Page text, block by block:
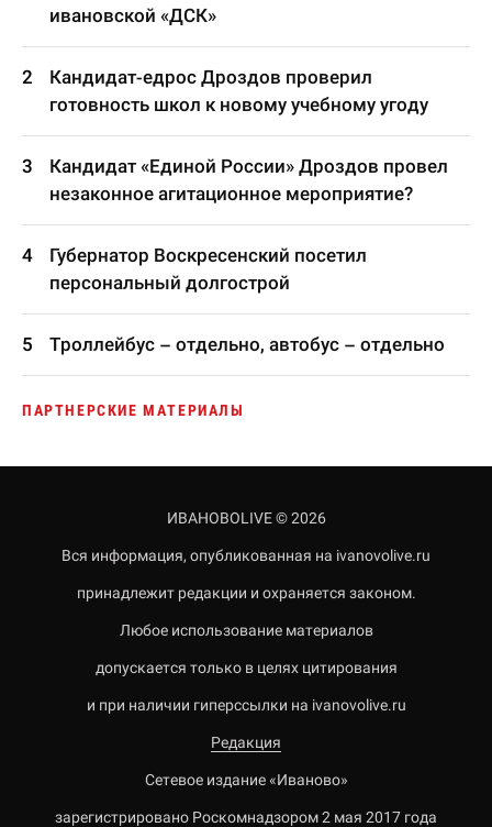
ивановской «ДСК»
Кандидат-едрос Дроздов проверил
готовность школ к новому учебному угоду
Кандидат «Единой России» Дроздов провел
незаконное агитационное мероприятие?
Губернатор Воскресенский посетил
персональный долгострой
Троллейбус – отдельно, автобус – отдельно
ПАРТНЕРСКИЕ МАТЕРИАЛЫ
ИВАНОВОLIVE © 2026
Вся информация, опубликованная на ivanovolive.ru
принадлежит редакции и охраняется законом.
Любое использование материалов
допускается только в целях цитирования
и при наличии гиперссылки на ivanovolive.ru
Редакция
Сетевое издание «Иваново»
зарегистрировано Роскомнадзором 2 мая 2017 года